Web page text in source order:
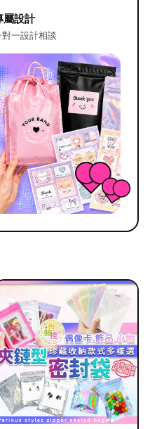
屬設計
一設計相談